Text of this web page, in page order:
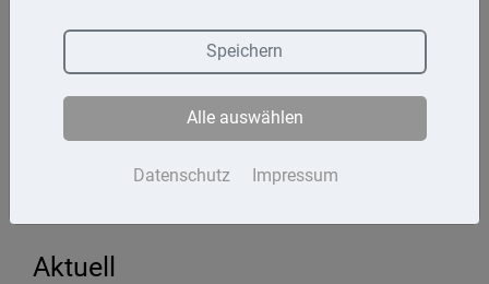
Kontakt
Datenschutz
Aktuell
Datenschutz Impressum
Speichern
Alle auswählen